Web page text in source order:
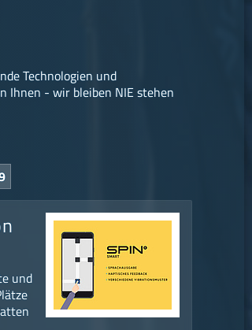
Technologien und
Ihnen - wir bleiben NIE stehen
und